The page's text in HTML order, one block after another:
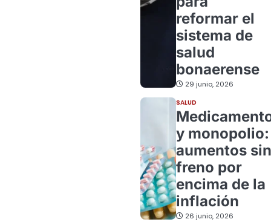
reformar el
sistema de
salud
bonaerense
29 junio, 2026
SALUD
y monopolio:
aumentos sin
freno por
encima de la
inflación
26 junio, 2026